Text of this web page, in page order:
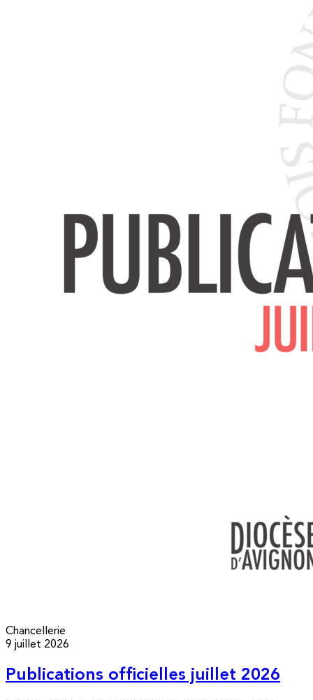
Chancellerie
9 juillet 2026
Publications officielles juillet 2026